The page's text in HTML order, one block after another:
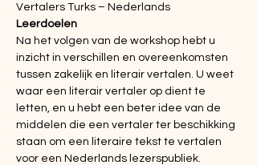
Vertalers Turks – Nederlands
Leerdoelen
Na het volgen van de workshop hebt u
inzicht in verschillen en overeenkomsten
tussen zakelijk en literair vertalen. U weet
waar een literair vertaler op dient te
letten, en u hebt een beter idee van de
middelen die een vertaler ter beschikking
staan om een literaire tekst te vertalen
voor een Nederlands lezerspubliek.